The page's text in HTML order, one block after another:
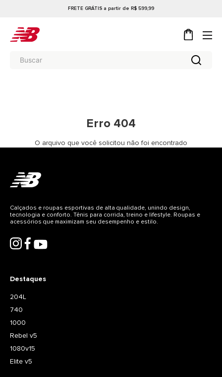
FRETE GRÁTIS a partir de R$ 599,99
Erro 404
O arquivo que você solicitou não foi encontrado
Destaques
204L
740
1000
Rebel v5
1080v15
Elite v5
Calçados e roupas esportivas de alta qualidade, unindo design,
tecnologia e conforto. Tênis para corrida, treino e lifestyle. Roupas e
acessórios que maximizam seu desempenho e estilo.